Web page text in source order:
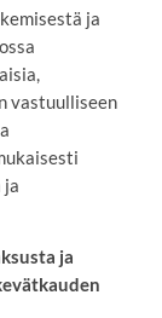
ja
vastuulliseen
ja
ja